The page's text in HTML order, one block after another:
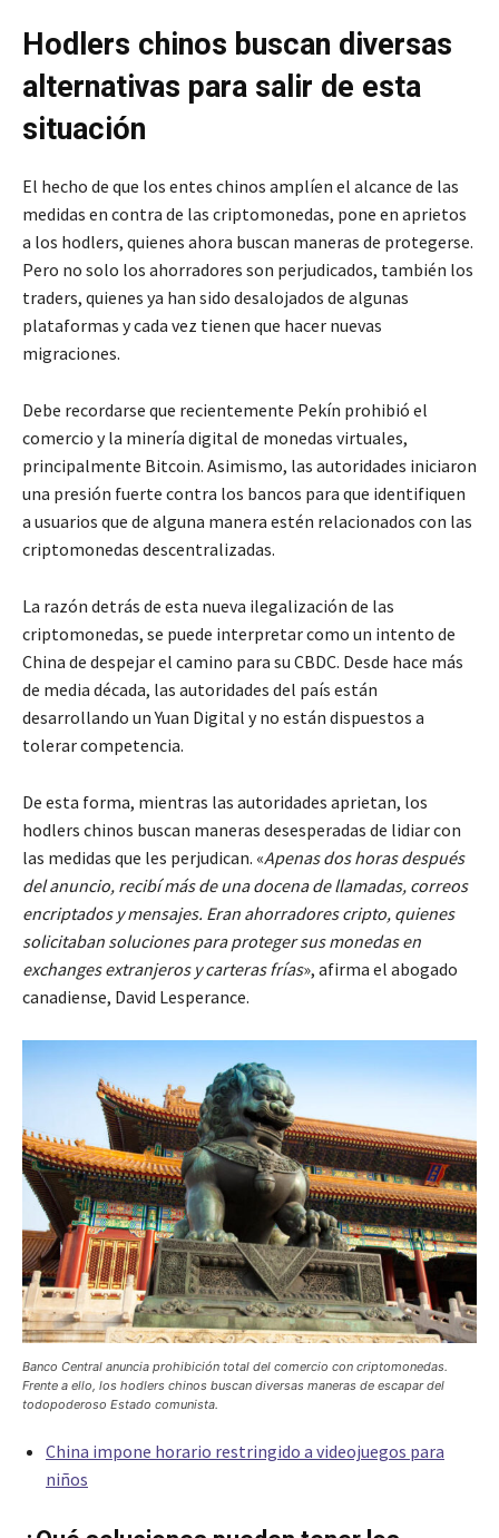
Hodlers chinos buscan diversas
alternativas para salir de esta
situación
El hecho de que los entes chinos amplíen el alcance de las
medidas en contra de las criptomonedas, pone en aprietos
a los hodlers, quienes ahora buscan maneras de protegerse.
Pero no solo los ahorradores son perjudicados, también los
traders, quienes ya han sido desalojados de algunas
plataformas y cada vez tienen que hacer nuevas
migraciones.
Debe recordarse que recientemente Pekín prohibió el
comercio y la minería digital de monedas virtuales,
principalmente Bitcoin. Asimismo, las autoridades iniciaron
una presión fuerte contra los bancos para que identifiquen
a usuarios que de alguna manera estén relacionados con las
criptomonedas descentralizadas.
La razón detrás de esta nueva ilegalización de las
criptomonedas, se puede interpretar como un intento de
China de despejar el camino para su CBDC. Desde hace más
de media década, las autoridades del país están
desarrollando un Yuan Digital y no están dispuestos a
tolerar competencia.
De esta forma, mientras las autoridades aprietan, los
hodlers chinos buscan maneras desesperadas de lidiar con
las medidas que les perjudican. «Apenas dos horas después
del anuncio, recibí más de una docena de llamadas, correos
encriptados y mensajes. Eran ahorradores cripto, quienes
solicitaban soluciones para proteger sus monedas en
exchanges extranjeros y carteras frías», afirma el abogado
canadiense, David Lesperance.
Banco Central anuncia prohibición total del comercio con criptomonedas.
Frente a ello, los hodlers chinos buscan diversas maneras de escapar del
todopoderoso Estado comunista.
China impone horario restringido a videojuegos para
niños